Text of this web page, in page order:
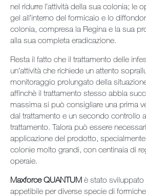
nel ridurre l’attività della sua colonia; le
gel all’interno del formicaio e lo
colonia, compresa la Regina e la sua
alla sua completa eradicazione.
Resta il fatto che il trattamento delle
un’attività che richiede un attento
monitoraggio prolungato della
affinchè il trattamento stesso abbia
massima si può consigliare una prima
dal trattamento e un secondo controllo
trattamento. Talora può essere
applicazione del prodotto,
colonie molto grandi, con centinaia di
operaie.
Maxforce QUANTUM è stato
appetibile per diverse specie di